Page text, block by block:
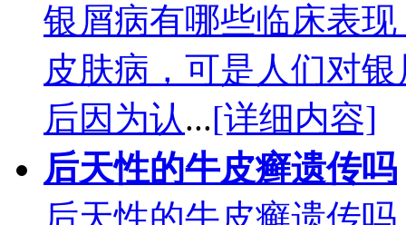
银屑病有哪些临床表
皮肤病，可是人们对
后因为认...[详细内容]
后天性的牛皮癣遗传吗